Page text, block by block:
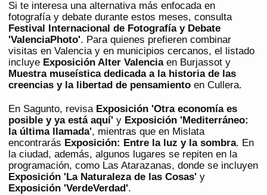
Si te interesa una alternativa más enfocada en
fotografía y debate durante estos meses, consulta
Festival Internacional de Fotografía y Debate
'ValenciaPhoto'. Para quienes prefieren combinar
visitas en Valencia y en municipios cercanos, el listado
incluye Exposición Alter Valenciaen Burjassot y
Muestra museística dedicada a la historia de las
creencias y la libertad de pensamiento en Cullera.
En Sagunto, revisa Exposición 'Otra economía es
posible y ya está aquí' y Exposición 'Mediterráneo:
la última llamada', mientras que en Mislata
encontrarás Exposición: Entre la luz y la sombra. En
la ciudad, además, algunos lugares se repiten en la
programación, como Las Atarazanas, donde se incluyen
Exposición 'La Naturaleza de las Cosas' y
Exposición 'VerdeVerdad'.